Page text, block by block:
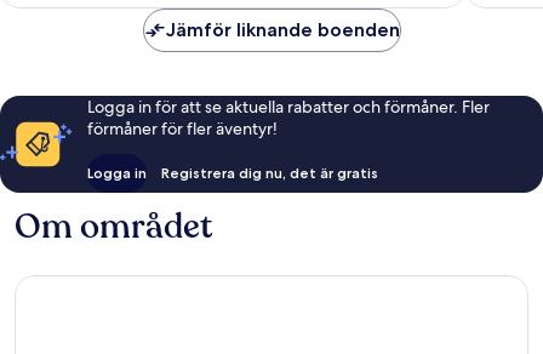
Jämför liknande boenden
Logga in för att se aktuella rabatter och förmåner. Fler
förmåner för fler äventyr!
Logga in Registrera dig nu, det är gratis
Om området